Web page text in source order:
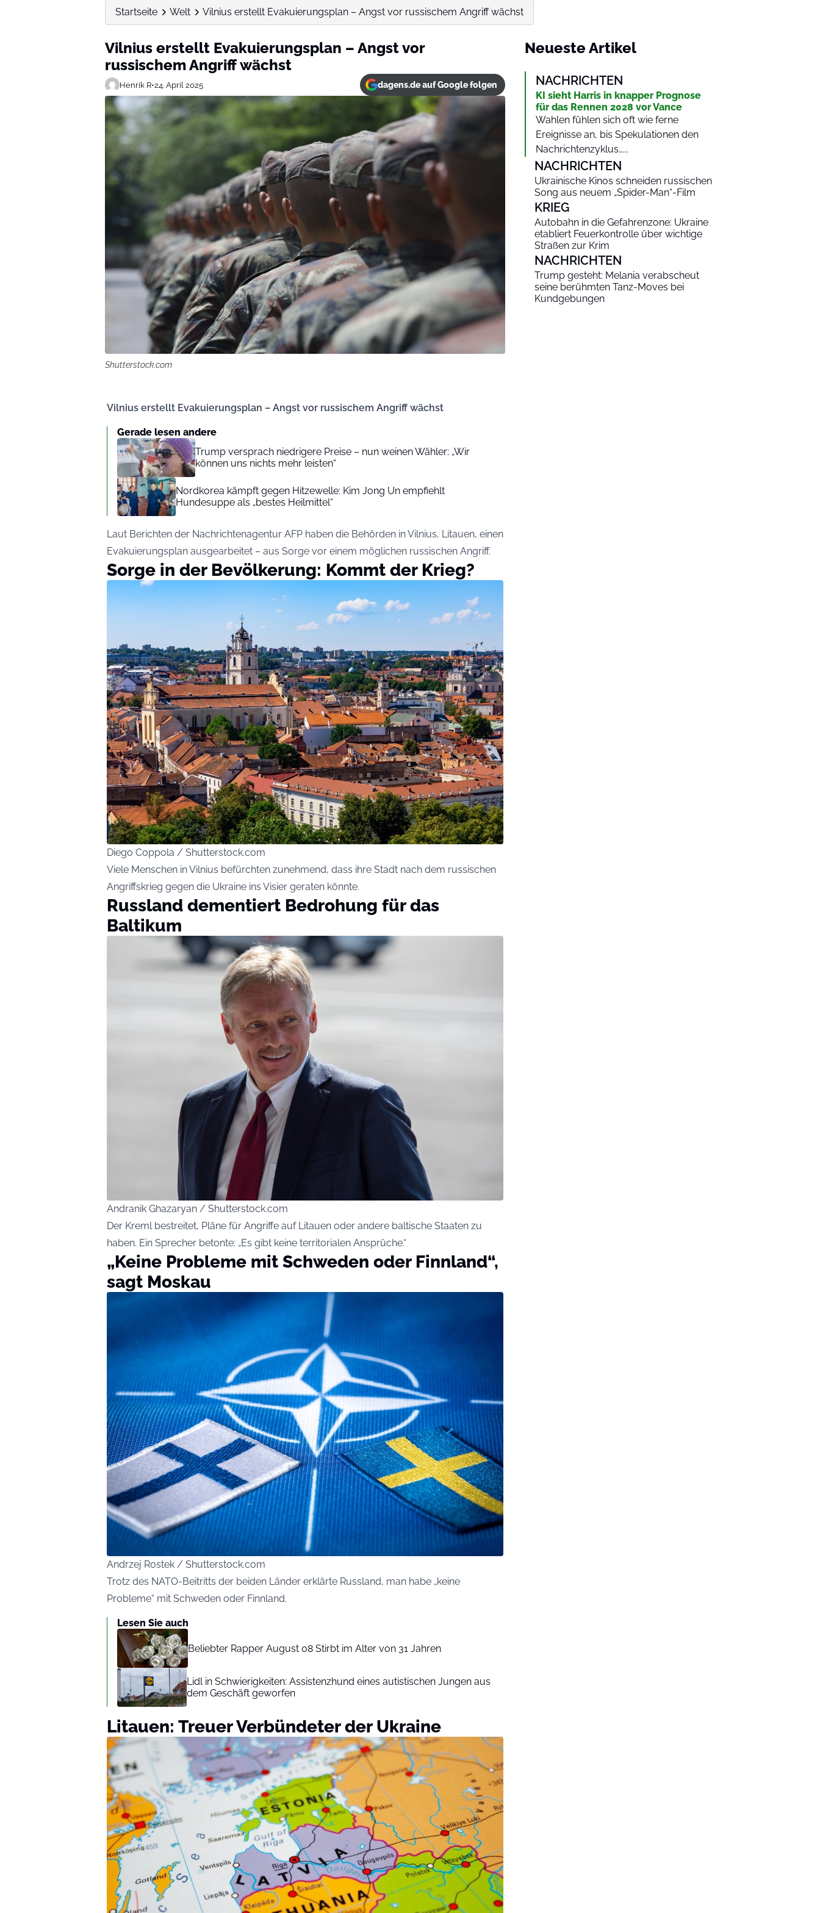
Startseite Welt Vilnius erstellt Evakuierungsplan – Angst vor russischem Angriff wächst
Vilnius erstellt Evakuierungsplan – Angst vor
russischem Angriff wächst
Henrik R•24. April 2025 dagens.de auf Google folgen
Shutterstock.com
Vilnius erstellt Evakuierungsplan – Angst vor russischem Angriff wächst
Gerade lesen andere
Trump versprach niedrigere Preise – nun weinen Wähler: „Wir
können uns nichts mehr leisten“
Nordkorea kämpft gegen Hitzewelle: Kim Jong Un empfiehlt
Hundesuppe als „bestes Heilmittel“
Laut Berichten der Nachrichtenagentur AFP haben die Behörden in Vilnius, Litauen, einen
Evakuierungsplan ausgearbeitet – aus Sorge vor einem möglichen russischen Angriff.
Sorge in der Bevölkerung: Kommt der Krieg?
Diego Coppola / Shutterstock.com
Viele Menschen in Vilnius befürchten zunehmend, dass ihre Stadt nach dem russischen
Angriffskrieg gegen die Ukraine ins Visier geraten könnte.
Russland dementiert Bedrohung für das
Baltikum
Andranik Ghazaryan / Shutterstock.com
Der Kreml bestreitet, Pläne für Angriffe auf Litauen oder andere baltische Staaten zu
haben. Ein Sprecher betonte: „Es gibt keine territorialen Ansprüche.“
„Keine Probleme mit Schweden oder Finnland“,
sagt Moskau
Andrzej Rostek / Shutterstock.com
Trotz des NATO-Beitritts der beiden Länder erklärte Russland, man habe „keine
Probleme“ mit Schweden oder Finnland.
Lesen Sie auch
Beliebter Rapper August 08 Stirbt im Alter von 31 Jahren
Lidl in Schwierigkeiten: Assistenzhund eines autistischen Jungen aus
dem Geschäft geworfen
Litauen: Treuer Verbündeter der Ukraine
Neueste Artikel
NACHRICHTEN
KI sieht Harris in knapper Prognose
für das Rennen 2028 vor Vance
Wahlen fühlen sich oft wie ferne
Ereignisse an, bis Spekulationen den
Nachrichtenzyklus…...
NACHRICHTEN
Ukrainische Kinos schneiden russischen
Song aus neuem „Spider-Man“-Film
KRIEG
Autobahn in die Gefahrenzone: Ukraine
etabliert Feuerkontrolle über wichtige
Straßen zur Krim
NACHRICHTEN
Trump gesteht: Melania verabscheut
seine berühmten Tanz-Moves bei
Kundgebungen